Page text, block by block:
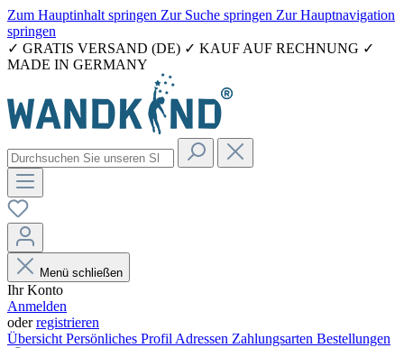
Zum Hauptinhalt springen Zur Suche springen Zur Hauptnavigation
springen
✓ GRATIS VERSAND (DE) ✓ KAUF AUF RECHNUNG ✓
MADE IN GERMANY
Menü schließen
Ihr Konto
Anmelden
oderregistrieren
Übersicht Persönliches Profil Adressen Zahlungsarten Bestellungen